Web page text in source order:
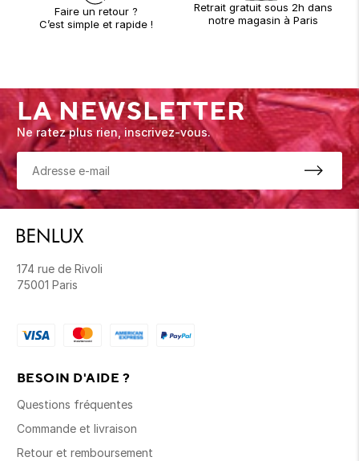
Faire un retour ?
C’est simple et rapide !
Retrait gratuit sous 2h dans
notre magasin à Paris
LA NEWSLETTER
Ne ratez plus rien, inscrivez-vous.
174 rue de Rivoli
75001 Paris
BESOIN D'AIDE ?
Questions fréquentes
Commande et livraison
Retour et remboursement